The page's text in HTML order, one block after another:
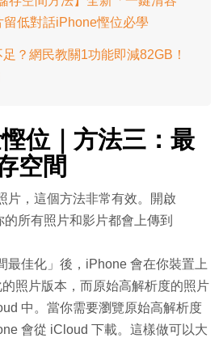
低對話iPhone慳位必學
？網民教關1功能即減82GB！
位｜方法三：最
空間
片，這個方法非常有效。開啟
的所有照片和影片都會上傳到
最佳化」後，iPhone 會在你裝置上
照片版本，而原始高解析度的照片
中。當你需要瀏覽原始高解析度
會從 iCloud 下載。這樣做可以大